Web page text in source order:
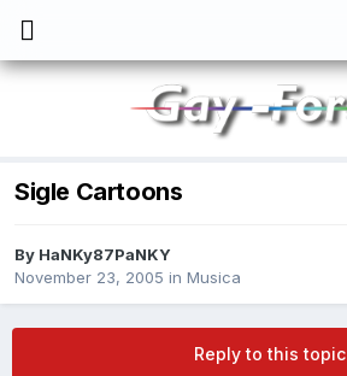
Sigle Cartoons
By HaNKy87PaNKY
November 23, 2005 in Musica
Reply to this topic